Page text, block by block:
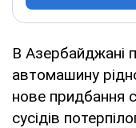
В Азербайджані
автомашину
нове придбання
сусідів